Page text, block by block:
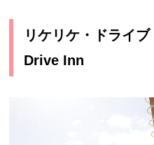
リケリケ・ドライ
Drive Inn